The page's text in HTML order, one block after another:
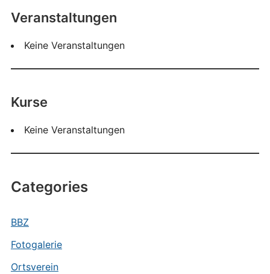
Veranstaltungen
Keine Veranstaltungen
Kurse
Keine Veranstaltungen
Categories
BBZ
Fotogalerie
Ortsverein